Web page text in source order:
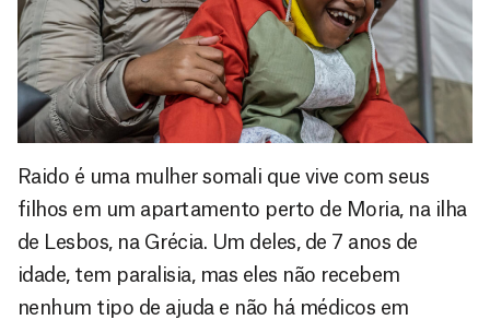
Raido é uma mulher somali que vive com seus
filhos em um apartamento perto de Moria, na ilha
de Lesbos, na Grécia. Um deles, de 7 anos de
idade, tem paralisia, mas eles não recebem
nenhum tipo de ajuda e não há médicos em